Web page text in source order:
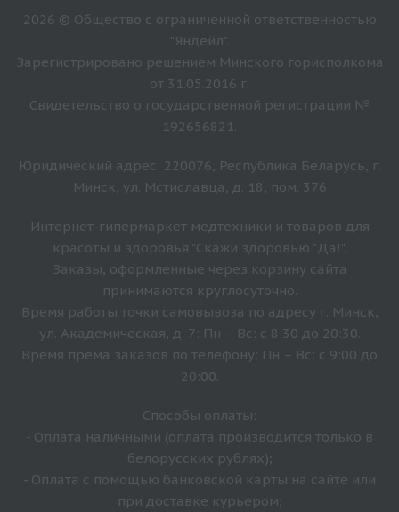
2026 © Общество с ограниченной ответственностью
"Яндейл".
Зарегистрировано решением Минского горисполкома
от 31.05.2016 г.
Свидетельство о государственной регистрации №
192656821.
Юридический адрес: 220076, Республика Беларусь, г.
Минск, ул. Мстиславца, д. 18, пом. 376
Интернет-гипермаркет медтехники и товаров для
красоты и здоровья "Скажи здоровью "Да!".
Заказы, оформленные через корзину сайта
принимаются круглосуточно.
Время работы точки самовывоза по адресу г. Минск,
ул. Академическая, д. 7: Пн – Вс: с 8:30 до 20:30.
Время прёма заказов по телефону: Пн – Вс: с 9:00 до
20:00.
Способы оплаты:
- Оплата наличными (оплата производится только в
белорусских рублях);
- Оплата с помощью банковской карты на сайте или
при доставке курьером;